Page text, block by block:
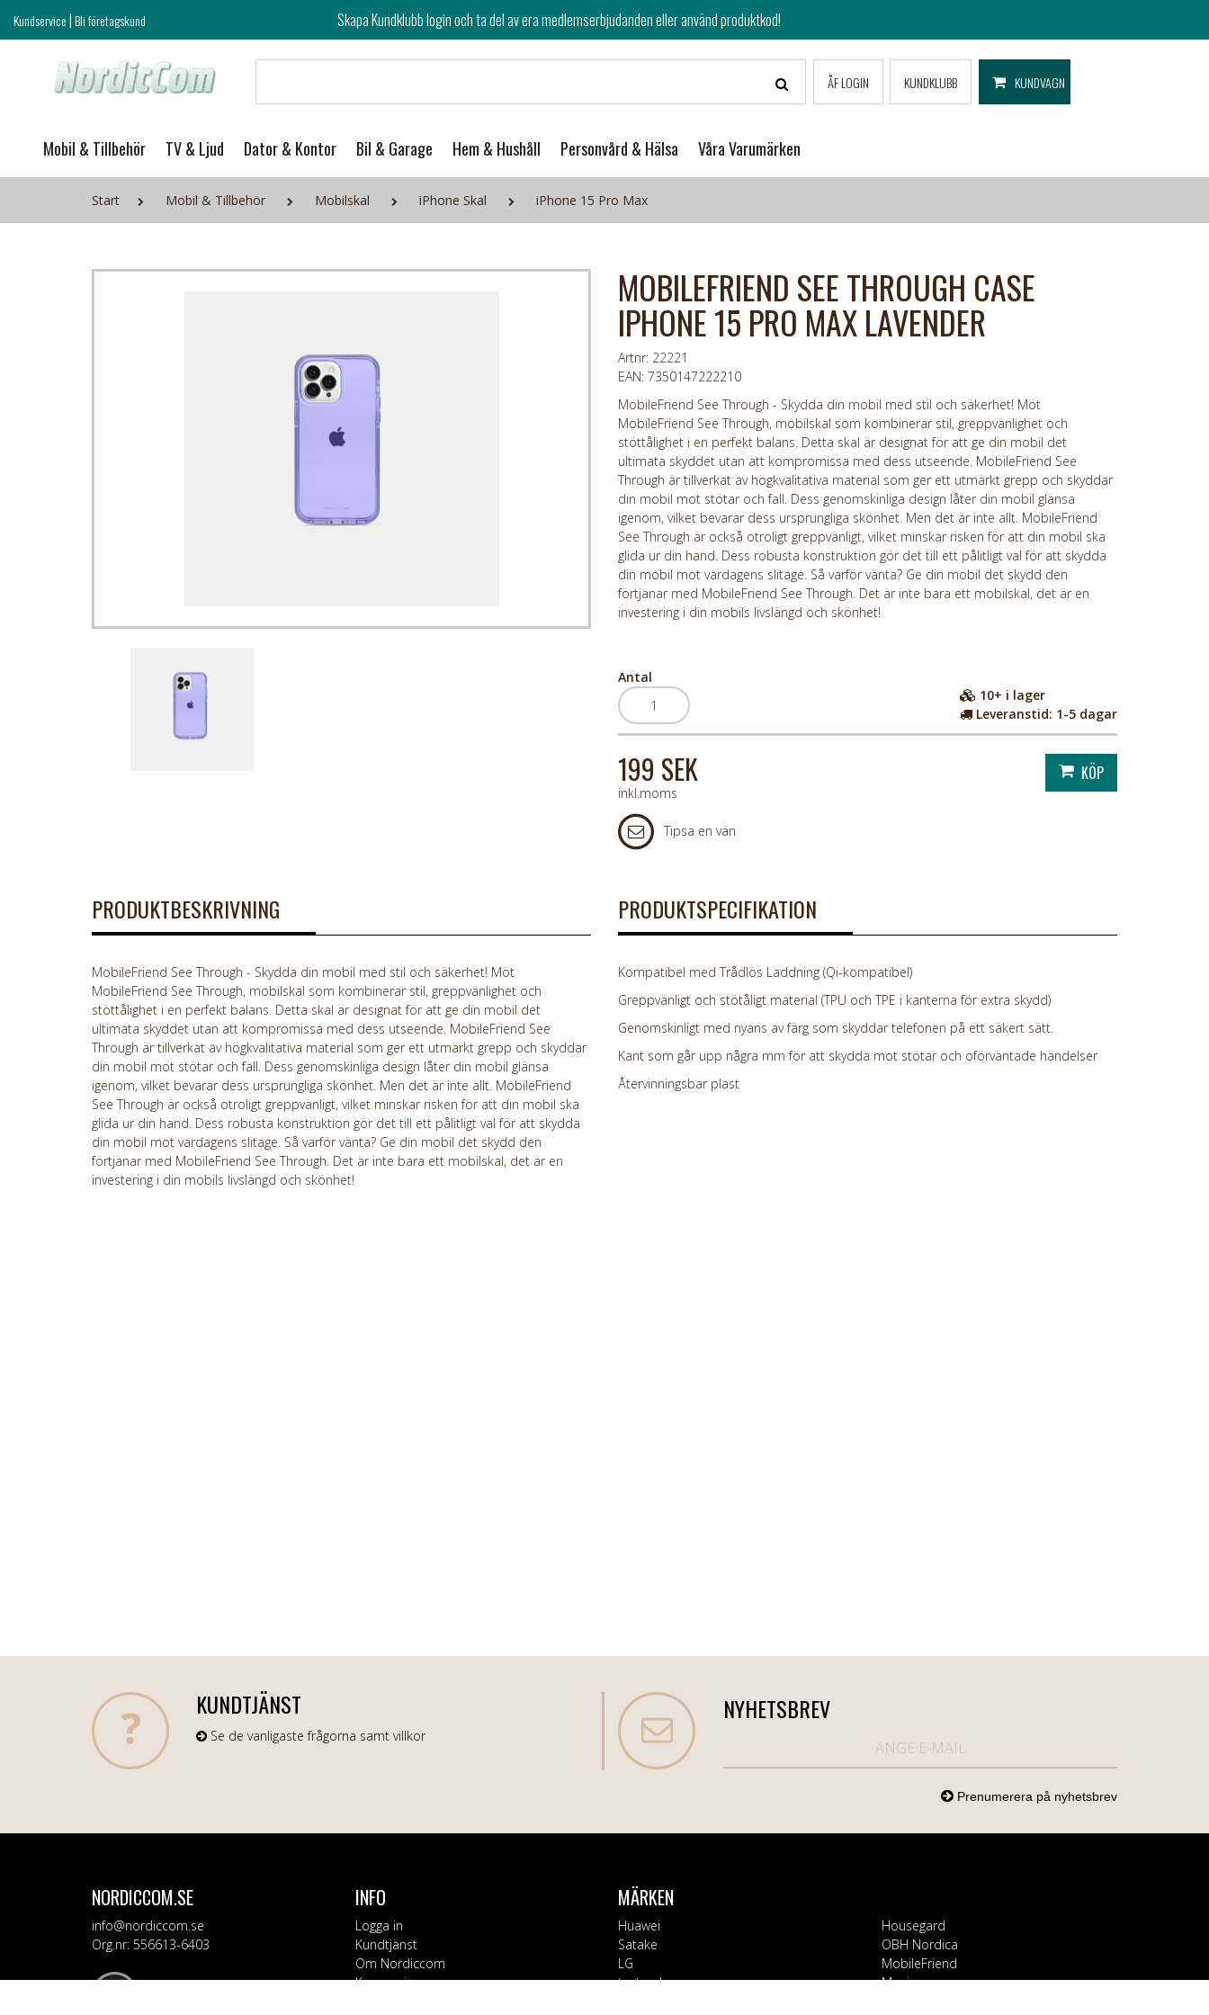
Kundservice|Bli företagskund Skapa Kundklubb login och ta del av era medlemserbjudanden eller använd produktkod!
ÅF LOGIN KUNDKLUBB KUNDVAGN
Mobil & Tillbehör TV & Ljud Dator & Kontor Bil & Garage Hem & Hushåll Personvård & Hälsa Våra Varumärken
Start Mobil & Tillbehör Mobilskal iPhone Skal iPhone 15 Pro Max
MOBILEFRIEND SEE THROUGH CASE
IPHONE 15 PRO MAX LAVENDER
Artnr: 22221
EAN: 7350147222210
MobileFriend See Through - Skydda din mobil med stil och säkerhet! Möt
MobileFriend See Through, mobilskal som kombinerar stil, greppvänlighet och
stöttålighet i en perfekt balans. Detta skal är designat för att ge din mobil det
ultimata skyddet utan att kompromissa med dess utseende. MobileFriend See
Through är tillverkat av högkvalitativa material som ger ett utmärkt grepp och skyddar
din mobil mot stötar och fall. Dess genomskinliga design låter din mobil glänsa
igenom, vilket bevarar dess ursprungliga skönhet. Men det är inte allt. MobileFriend
See Through är också otroligt greppvänligt, vilket minskar risken för att din mobil ska
glida ur din hand. Dess robusta konstruktion gör det till ett pålitligt val för att skydda
din mobil mot vardagens slitage. Så varför vänta? Ge din mobil det skydd den
förtjänar med MobileFriend See Through. Det är inte bara ett mobilskal, det är en
investering i din mobils livslängd och skönhet!
Antal
10+ i lager
Leveranstid: 1-5 dagar
199 SEK
inkl.moms
Tipsa en vän
PRODUKTBESKRIVNING
MobileFriend See Through - Skydda din mobil med stil och säkerhet! Möt
MobileFriend See Through, mobilskal som kombinerar stil, greppvänlighet och
stöttålighet i en perfekt balans. Detta skal är designat för att ge din mobil det
ultimata skyddet utan att kompromissa med dess utseende. MobileFriend See
Through är tillverkat av högkvalitativa material som ger ett utmärkt grepp och skyddar
din mobil mot stötar och fall. Dess genomskinliga design låter din mobil glänsa
igenom, vilket bevarar dess ursprungliga skönhet. Men det är inte allt. MobileFriend
See Through är också otroligt greppvänligt, vilket minskar risken för att din mobil ska
glida ur din hand. Dess robusta konstruktion gör det till ett pålitligt val för att skydda
din mobil mot vardagens slitage. Så varför vänta? Ge din mobil det skydd den
förtjänar med MobileFriend See Through. Det är inte bara ett mobilskal, det är en
investering i din mobils livslängd och skönhet!
PRODUKTSPECIFIKATION
Kompatibel med Trådlös Laddning (Qi-kompatibel)
Greppvänligt och stötåligt material (TPU och TPE i kanterna för extra skydd)
Genomskinligt med nyans av färg som skyddar telefonen på ett säkert sätt.
Kant som går upp några mm för att skydda mot stötar och oförväntade händelser
Återvinningsbar plast
KUNDTJÄNST
Se de vanligaste frågorna samt villkor
NYHETSBREV
NORDICCOM.SE
info@nordiccom.se
Org.nr: 556613-6403
INFO
Logga in
Kundtjänst
Om Nordiccom
Kampanjvaror
MÄRKEN
Huawei
Satake
LG
testsynk
Housegard
OBH Nordica
MobileFriend
Mozi